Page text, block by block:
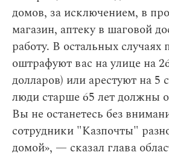
домов, за исключением, в
магазин, аптеку в шаговой
работу. В остальных случаях
оштрафуют вас на улице на
долларов) или арестуют на
люди старше 65 лет должны
Вы не останетесь без
сотрудники "Казпочты"
домой», — сказал глава